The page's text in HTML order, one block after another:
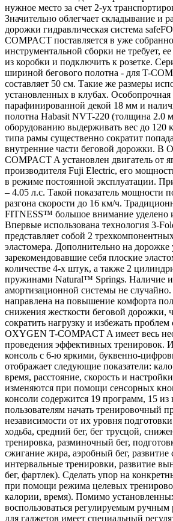
нужное место за счет 2-ух
Значительно облегчает складывание и
дорожки гидравлическая система
COMPACT поставляется в уже
инструментальной сборки не требует,
из коробки и подключить к розетке.
шириной бегового полотна - для T-
составляет 50 см. Такие же размеры
установленных в клубах. Особопрочная
парафинированной декой 18 мм и
полотна Habasit NVT-220 (толщина 2.0
оборудованию выдерживать вес до 120
типа рамы существенно сократит
внутренние части беговой дорожки. В
COMPACT A установлен двигатель от
производителя Fuji Electric, его
в режиме постоянной эксплуатации.
– 4.05 л.с. Такой показатель мощности
разгона скорости до 16 км/ч.
FITNESS™ большое внимание уделено
Впервые использована технология 3-
представляет собой 2
эластомера. Дополнительно на
зарекомендовавшие себя плоские
количестве 4-х штук, а также 2
пружинами Natural™ Springs. Наличие и
амортизационной системы не случайно.
направлена на повышение комфорта
снижения жесткости беговой дорожки,
сократить нагрузку и избежать
OXYGEN T-COMPACT A имеет весь
проведения эффективных тренировок.
консоль с 6-ю яркими, буквенно-
отображает следующие показатели:
время, расстояние, скорость и
изменяются при помощи сенсорных
консоли содержится 19 программ, 15 из
пользователям начать тренировочный
независимости от их уровня
ходьба, средний бег, бег трусцой,
тренировка, разминочный бег,
сжигание жира, аэробный бег, развитие
интервальные тренировки, развитие
бег, фартлек). Сделать упор на
при помощи режима целевых
калории, время). Помимо
воспользоваться регулируемым
для гаджетов имеет специальный